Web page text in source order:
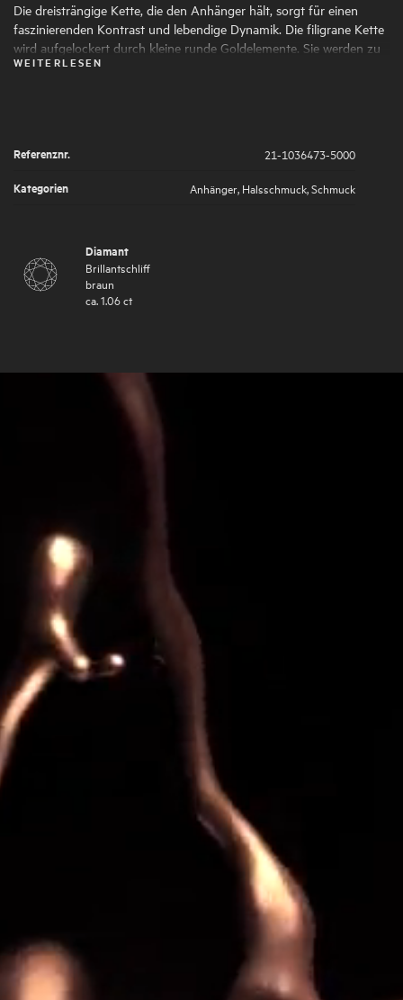
Die dreisträngige Kette, die den Anhänger hält, sorgt für einen
faszinierenden Kontrast und lebendige Dynamik. Die filigrane Kette
wird aufgelockert durch kleine runde Goldelemente. Sie werden zu
einem verspielten Detail und spiegeln gleichzeitig das runde Design
WEITERLESEN
Referenznr.
21-1036473-5000
Kategorien
Anhänger, Halsschmuck,Schmuck
Diamant
Brillantschliff
braun
ca.1.06ct